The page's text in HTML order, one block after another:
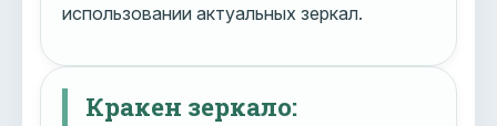
использовании актуальных зеркал.
Кракен зеркало: